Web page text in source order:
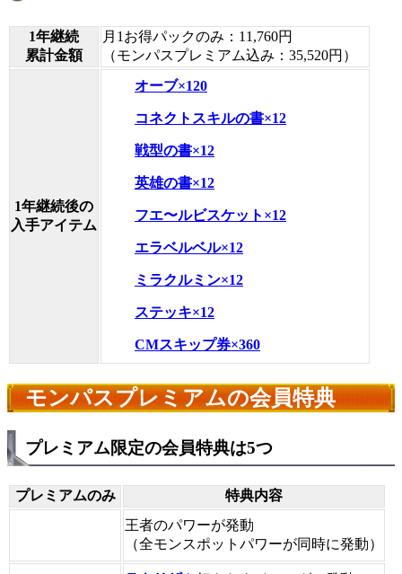
1年継続
累計金額
月1お得パックのみ：11,760円
（モンパスプレミアム込み：35,520円）
1年継続後の
入手アイテム
オーブ×120
コネクトスキルの書×12
戦型の書×12
英雄の書×12
フエ〜ルビスケット×12
エラベルベル×12
ミラクルミン×12
ステッキ×12
CMスキップ券×360
モンパスプレミアムの会員特典
プレミアム限定の会員特典は5つ
プレミアムのみ
特典内容
王者のパワーが発動
（全モンスポットパワーが同時に発動）